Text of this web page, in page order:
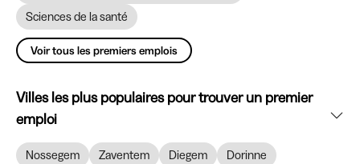
Sciences de la santé
Voir tous les premiers emplois
Villes les plus populaires pour trouver un premier
emploi
Nossegem Zaventem Diegem Dorinne